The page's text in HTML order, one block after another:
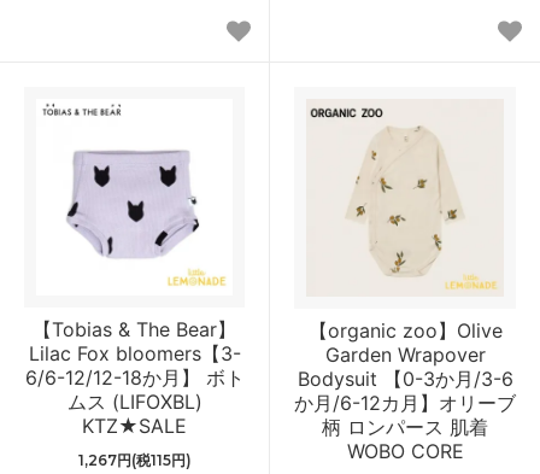
【Tobias & The Bear】
Lilac Fox bloomers【3-
6/6-12/12-18か月】 ボト
ムス (LIFOXBL)
KTZ★SALE
1,267円(税115円)
【organic zoo】Olive
Garden Wrapover
Bodysuit 【0-3か月/3-6
か月/6-12カ月】オリーブ
柄 ロンパース 肌着
WOBO CORE